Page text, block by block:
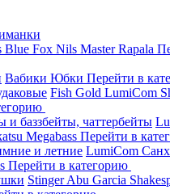
Blue Fox Nils MasterRapala
Вабики Юбки Перейти в
Fish Gold LumiCom
и баззбейты, чаттербейты
Megabass Перейти в
и летние LumiCom
Перейти в категорию
StingerAbu Garcia